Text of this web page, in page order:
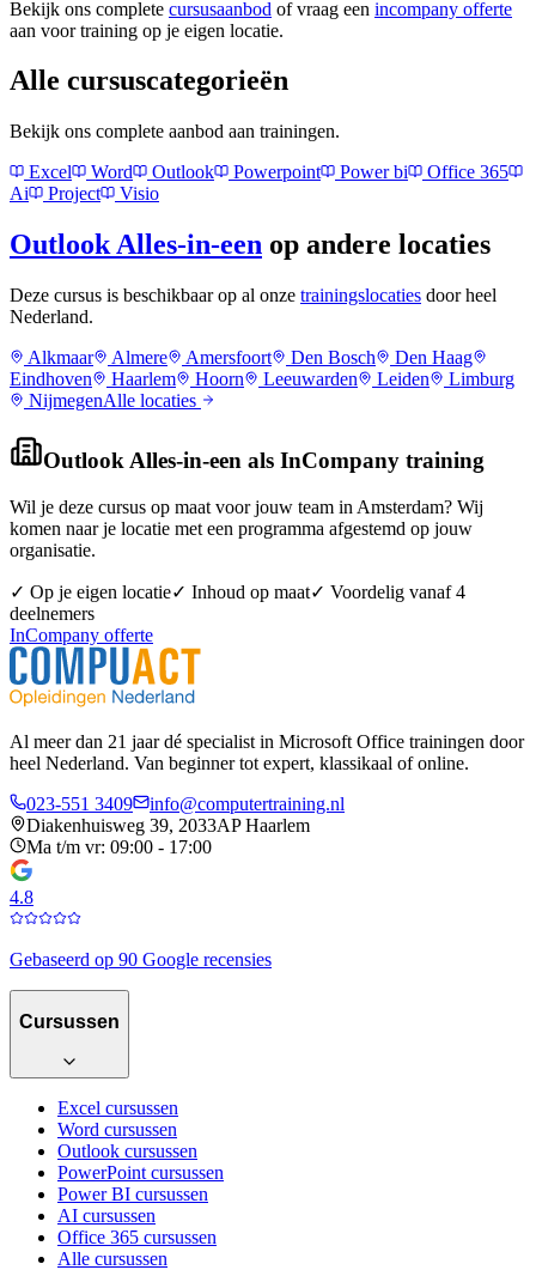
Bekijk ons complete cursusaanbod of vraag een incompany offerte
aan voor training op je eigen locatie.
Alle cursuscategorieën
Bekijk ons complete aanbod aan trainingen.
Excel
Word Outlook Powerpoint Power bi
Office 365
Ai
Project Visio
Outlook Alles-in-een op andere locaties
Deze cursus is beschikbaar op al onze trainingslocaties door heel
Nederland.
Alkmaar
Almere Amersfoort Den Bosch
Den Haag
Eindhoven
Haarlem Hoorn Leeuwarden Leiden
Limburg
NijmegenAlle locaties
Outlook Alles-in-een als InCompany training
Wil je deze cursus op maat voor jouw team in Amsterdam? Wij
komen naar je locatie met een programma afgestemd op jouw
organisatie.
✓ Op je eigen locatie✓ Inhoud op maat✓ Voordelig vanaf 4
deelnemers
InCompany offerte
Al meer dan 21 jaar dé specialist in Microsoft Office trainingen door
heel Nederland. Van beginner tot expert, klassikaal of online.
023-551 3409
info@computertraining.nl
Diakenhuisweg 39, 2033AP Haarlem
Ma t/m vr: 09:00 - 17:00
4.8
Gebaseerd op 90 Google recensies
Cursussen
Excel cursussen
Word cursussen
Outlook cursussen
PowerPoint cursussen
Power BI cursussen
AI cursussen
Office 365 cursussen
Alle cursussen